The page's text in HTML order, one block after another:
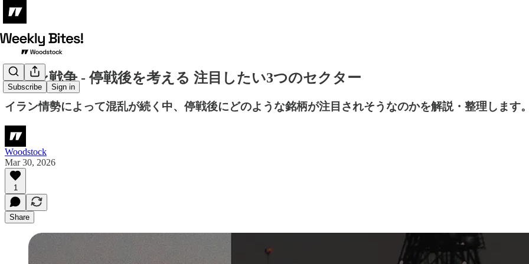
Subscribe Sign in
イラン戦争 - 停戦後を考える 注目したい3つのセクター
イラン情勢によって混乱が続く中、停戦後にどのような銘柄が注目されそうなのかを解説・整理します
Woodstock
Mar 30, 2026
1
Share